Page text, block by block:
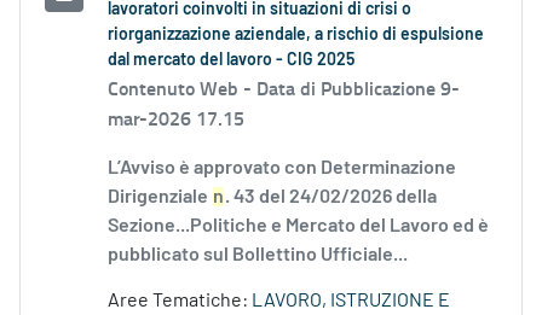
lavoratori coinvolti in situazioni di crisi o
riorganizzazione aziendale, a rischio di espulsione
dal mercato del lavoro - CIG 2025
Contenuto Web - Data di Pubblicazione 9-
mar-2026 17.15
L’Avviso è approvato con Determinazione
Dirigenziale n. 43 del 24/02/2026 della
Sezione...Politiche e Mercato del Lavoro ed è
pubblicato sul Bollettino Ufficiale...
Aree Tematiche: LAVORO, ISTRUZIONE E